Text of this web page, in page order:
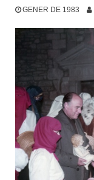
GENER DE 1983